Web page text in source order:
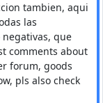
tambien, aqui
las
que
comments about
forum, goods
pls also check